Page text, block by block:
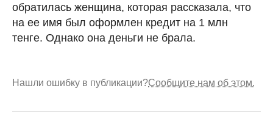
обратилась женщина, которая рассказала, что
на ее имя был оформлен кредит на 1 млн
тенге. Однако она деньги не брала.
Нашли ошибку в публикации?Сообщите нам об этом.